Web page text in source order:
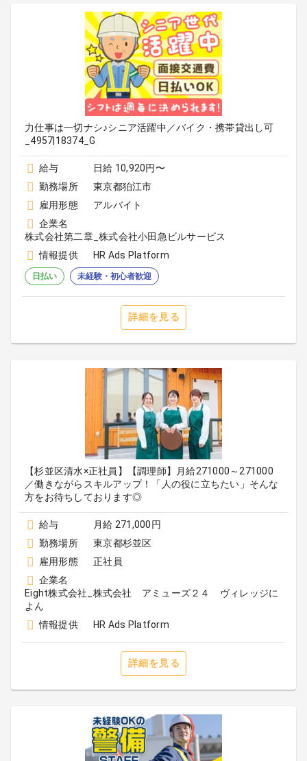
力仕事は一切ナシ♪シニア活躍中／バイク・携帯貸出し可
_4957|18374_G
給与
日給 10,920円〜
勤務場所
東京都狛江市
雇用形態
アルバイト
企業名
株式会社第二章_株式会社小田急ビルサービス
情報提供
HR Ads Platform
日払い 未経験・初心者歓迎
詳細を見る
【杉並区清水×正社員】【調理師】月給271000～271000
／働きながらスキルアップ！「人の役に立ちたい」そんな
方をお待ちしております◎
給与
月給 271,000円
勤務場所
東京都杉並区
雇用形態
正社員
企業名
Eight株式会社_株式会社 アミューズ２４ ヴィレッジに
よん
情報提供
HR Ads Platform
詳細を見る